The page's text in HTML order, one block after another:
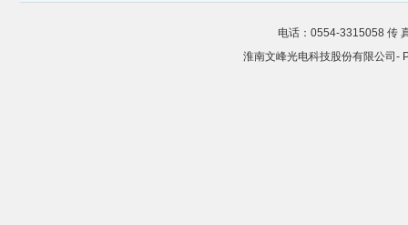
电话：0554-3315058 传
淮南文峰光电科技股份有限公司-